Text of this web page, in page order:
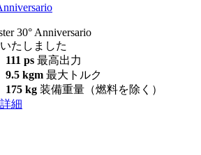
30° Anniversario
たしました
111 ps 最高出力
9.5 kgm 最大トルク
175 kg 装備重量（燃料を除く）
細